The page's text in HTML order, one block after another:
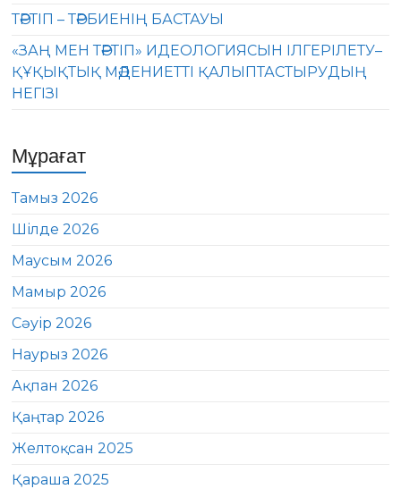
ТӘРТІП – ТӘРБИЕНІҢ БАСТАУЫ
«ЗАҢ МЕН ТӘРТІП» ИДЕОЛОГИЯСЫН ІЛГЕРІЛЕТУ–
ҚҰҚЫҚТЫҚ МӘДЕНИЕТТІ ҚАЛЫПТАСТЫРУДЫҢ
НЕГІЗІ
Мұрағат
Тамыз 2026
Шілде 2026
Маусым 2026
Мамыр 2026
Сәуір 2026
Наурыз 2026
Ақпан 2026
Қаңтар 2026
Желтоқсан 2025
Қараша 2025